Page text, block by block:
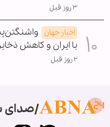
۳ روز قبل
اخبار جهان
با ایران و کاهش
۲ روز قبل
صدای